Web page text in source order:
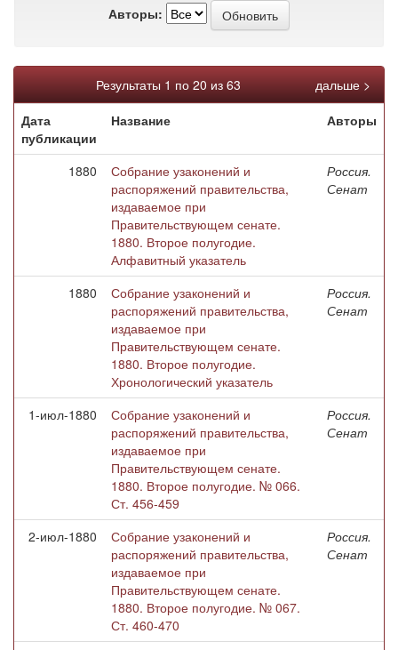
Авторы:
Результаты 1 по 20 из 63
дальше >
Дата
публикации
Название Авторы
1880
Собрание узаконений и
распоряжений правительства,
издаваемое при
Правительствующем сенате.
1880. Второе полугодие.
Алфавитный указатель
Россия.
Сенат
1880
Собрание узаконений и
распоряжений правительства,
издаваемое при
Правительствующем сенате.
1880. Второе полугодие.
Хронологический указатель
Россия.
Сенат
1-июл-1880
Собрание узаконений и
распоряжений правительства,
издаваемое при
Правительствующем сенате.
1880. Второе полугодие. № 066.
Ст. 456-459
Россия.
Сенат
2-июл-1880
Собрание узаконений и
распоряжений правительства,
издаваемое при
Правительствующем сенате.
1880. Второе полугодие. № 067.
Ст. 460-470
Россия.
Сенат